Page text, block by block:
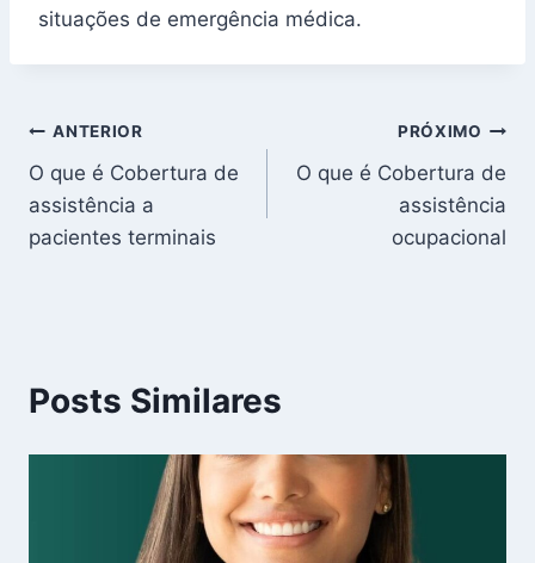
situações de emergência médica.
Navegação
de
Post
ANTERIOR
O que é Cobertura de
assistência a
pacientes terminais
PRÓXIMO
O que é Cobertura de
assistência
ocupacional
Posts Similares